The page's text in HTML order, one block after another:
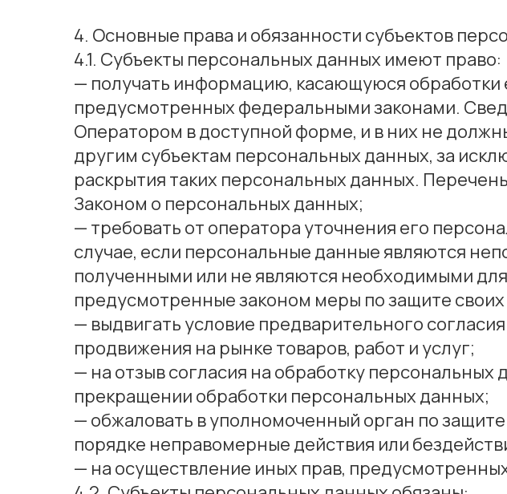
4. Основные права и обязанности субъектов
4.1. Субъекты персональных данных имеют право:
— получать информацию, касающуюся обработки
предусмотренных федеральными законами.
Оператором в доступной форме, и в них не
другим субъектам персональных данных, за
раскрытия таких персональных данных.
Законом о персональных данных;
— требовать от оператора уточнения его
случае, если персональные данные являются
полученными или не являются необходимыми
предусмотренные законом меры по защите своих
— выдвигать условие предварительного
продвижения на рынке товаров, работ и услуг;
— на отзыв согласия на обработку
прекращении обработки персональных данных;
— обжаловать в уполномоченный орган по
порядке неправомерные действия или
— на осуществление иных прав,